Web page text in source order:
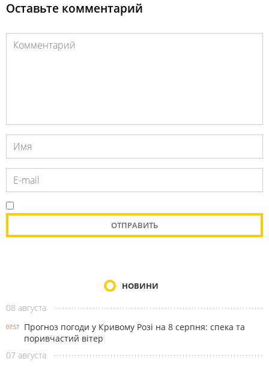
Оставьте комментарий
НОВИНИ
08 августа
07:57
Прогноз погоди у Кривому Розі на 8 серпня: спека та
поривчастий вітер
07 августа